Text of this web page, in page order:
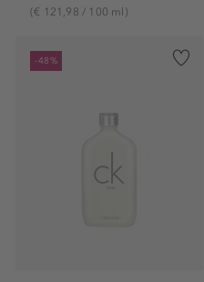
(€ 121,98 / 100 ml)
-48%